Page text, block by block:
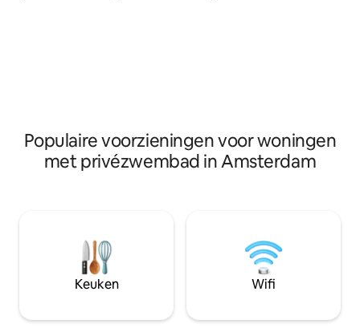
dorpje met supermarkt en
supermarkten op loopafstand.
historische
Populaire voorzieningen voor woningen
met privézwembad in Amsterdam
Keuken Wifi